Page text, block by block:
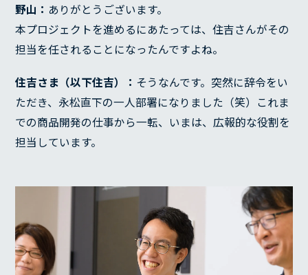
野山： ありがとうございます。
本プロジェクトを進めるにあたっては、住吉さんがその
担当を任されることになったんですよね。
住吉さま（以下住吉）： そうなんです。突然に辞令をい
ただき、永松直下の一人部署になりました（笑）これま
での商品開発の仕事から一転、いまは、広報的な役割を
担当しています。